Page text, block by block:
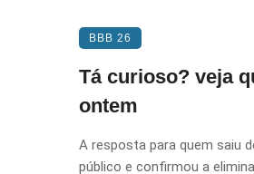
BBB 26
Tá curioso? veja
ontem
A resposta para quem saiu
público e confirmou a